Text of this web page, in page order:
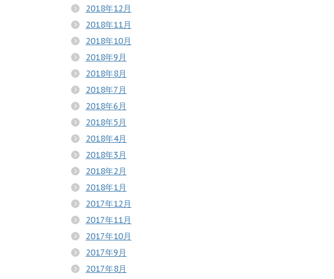
2018年12月
2018年11月
2018年10月
2018年9月
2018年8月
2018年7月
2018年6月
2018年5月
2018年4月
2018年3月
2018年2月
2018年1月
2017年12月
2017年11月
2017年10月
2017年9月
2017年8月